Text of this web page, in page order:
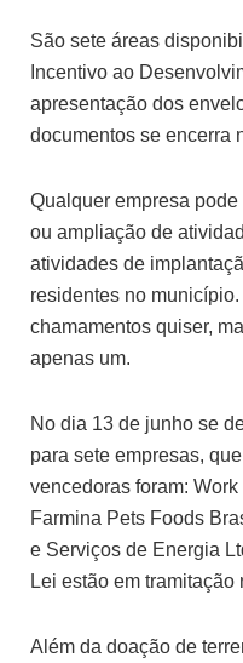
São sete áreas
Incentivo ao
apresentação dos
documentos se encerra
Qualquer empresa
ou ampliação de
atividades de
residentes no
chamamentos quiser,
apenas um.
No dia 13 de junho se
para sete empresas,
vencedoras foram:
Farmina Pets Foods
e Serviços de Energia
Lei estão em
Além da doação de